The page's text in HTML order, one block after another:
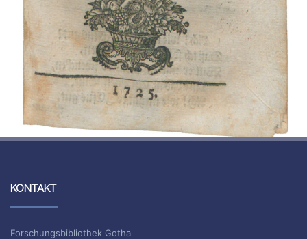
KONTAKT
Forschungsbibliothek Gotha